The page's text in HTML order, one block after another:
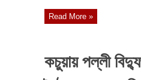
Read More »
কচুয়ায় পল্লী